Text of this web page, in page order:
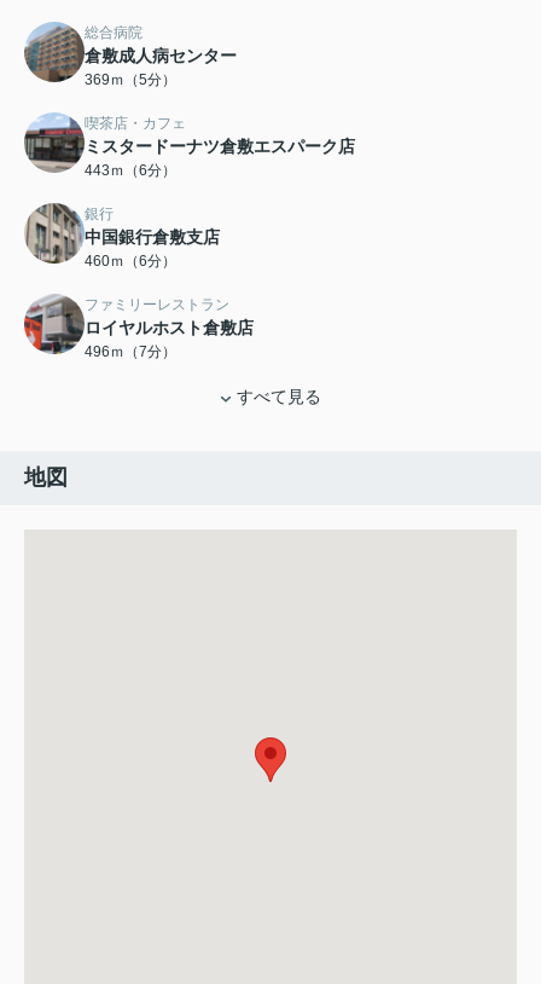
総合病院
倉敷成人病センター
369ｍ（5分）
喫茶店・カフェ
ミスタードーナツ倉敷エスパーク店
443ｍ（6分）
銀行
中国銀行倉敷支店
460ｍ（6分）
ファミリーレストラン
ロイヤルホスト倉敷店
496ｍ（7分）
すべて見る
地図